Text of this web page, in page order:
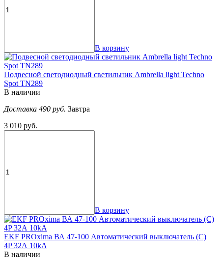
В корзину
Подвесной светодиодный светильник Ambrella light Techno
Spot TN289
В наличии
Доставка 490 руб. Завтра
3 010 руб.
В корзину
EKF PROxima ВА 47-100 Автоматический выключатель (С)
4P 32А 10kA
В наличии